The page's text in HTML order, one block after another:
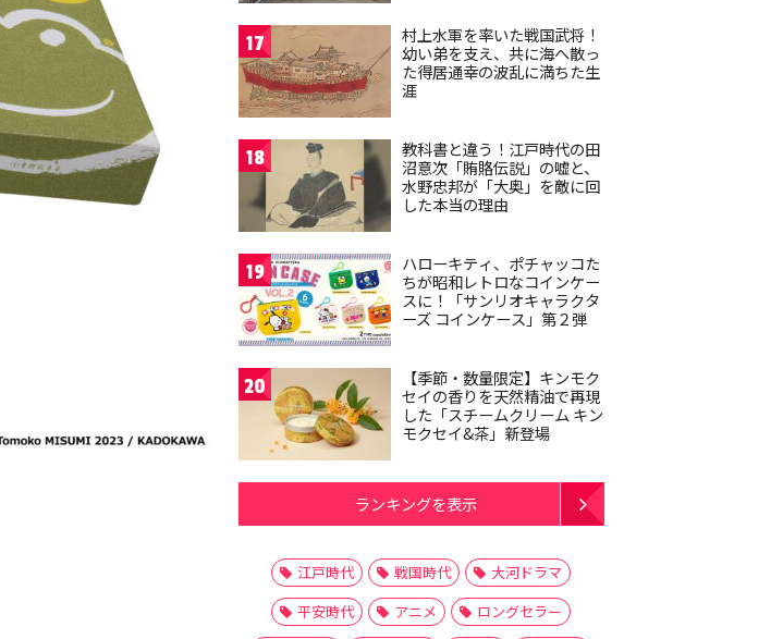
17
村上水軍を率いた戦国武将！
幼い弟を支え、共に海へ散っ
た得居通幸の波乱に満ちた生
涯
18
教科書と違う！江戸時代の田
沼意次「賄賂伝説」の嘘と、
水野忠邦が「大奥」を敵に回
した本当の理由
19
ハローキティ、ポチャッコた
ちが昭和レトロなコインケー
スに！「サンリオキャラクタ
ーズ コインケース」第２弾
20
【季節・数量限定】キンモク
セイの香りを天然精油で再現
した「スチームクリーム キン
モクセイ&茶」新登場
ランキングを表示
江戸時代 戦国時代
大河ドラマ
平安時代
アニメ
ロングセラー